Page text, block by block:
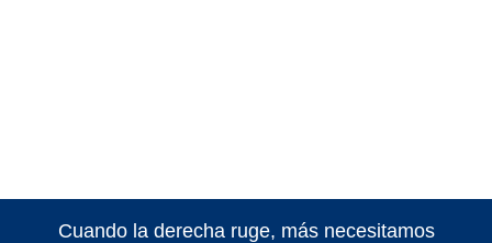
Cuando la derecha ruge, más necesitamos